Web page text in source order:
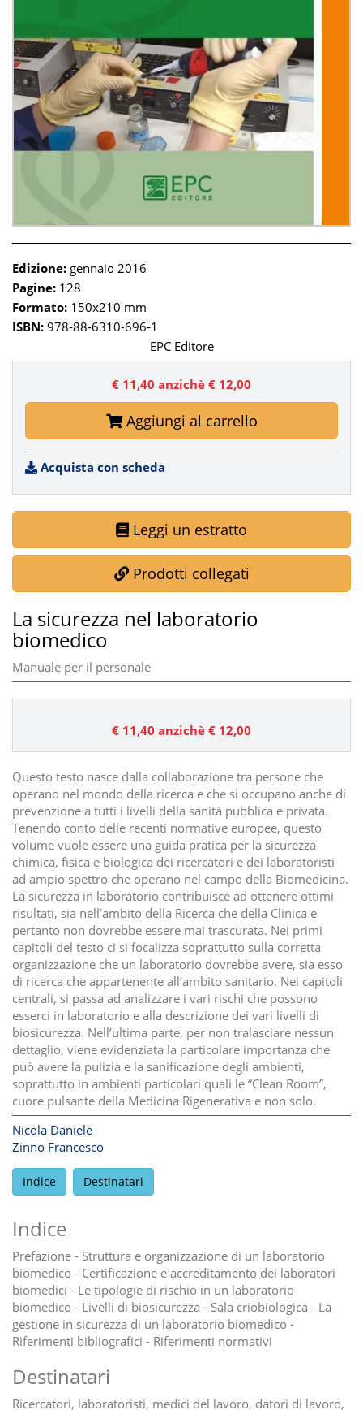
Edizione: gennaio 2016
Pagine: 128
Formato: 150x210 mm
ISBN: 978-88-6310-696-1
EPC Editore
€ 11,40 anzichè € 12,00
Aggiungi al carrello
Acquista con scheda
Leggi un estratto
Prodotti collegati
La sicurezza nel laboratorio
biomedico
Manuale per il personale
€ 11,40 anzichè € 12,00
Questo testo nasce dalla collaborazione tra persone che
operano nel mondo della ricerca e che si occupano anche di
prevenzione a tutti i livelli della sanità pubblica e privata.
Tenendo conto delle recenti normative europee, questo
volume vuole essere una guida pratica per la sicurezza
chimica, fisica e biologica dei ricercatori e dei laboratoristi
ad ampio spettro che operano nel campo della Biomedicina.
La sicurezza in laboratorio contribuisce ad ottenere ottimi
risultati, sia nell’ambito della Ricerca che della Clinica e
pertanto non dovrebbe essere mai trascurata. Nei primi
capitoli del testo ci si focalizza soprattutto sulla corretta
organizzazione che un laboratorio dovrebbe avere, sia esso
di ricerca che appartenente all’ambito sanitario. Nei capitoli
centrali, si passa ad analizzare i vari rischi che possono
esserci in laboratorio e alla descrizione dei vari livelli di
biosicurezza. Nell’ultima parte, per non tralasciare nessun
dettaglio, viene evidenziata la particolare importanza che
può avere la pulizia e la sanificazione degli ambienti,
soprattutto in ambienti particolari quali le “Clean Room”,
cuore pulsante della Medicina Rigenerativa e non solo.
Nicola Daniele
Zinno Francesco
Indice Destinatari
Indice
Prefazione - Struttura e organizzazione di un laboratorio
biomedico - Certificazione e accreditamento dei laboratori
biomedici - Le tipologie di rischio in un laboratorio
biomedico - Livelli di biosicurezza - Sala criobiologica - La
gestione in sicurezza di un laboratorio biomedico -
Riferimenti bibliografici - Riferimenti normativi
Destinatari
Ricercatori, laboratoristi, medici del lavoro, datori di lavoro,